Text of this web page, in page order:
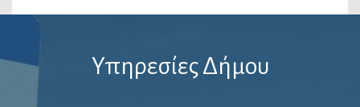
Υπηρεσίες Δήμου